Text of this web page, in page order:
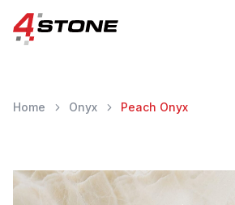
Home Onyx Peach Onyx